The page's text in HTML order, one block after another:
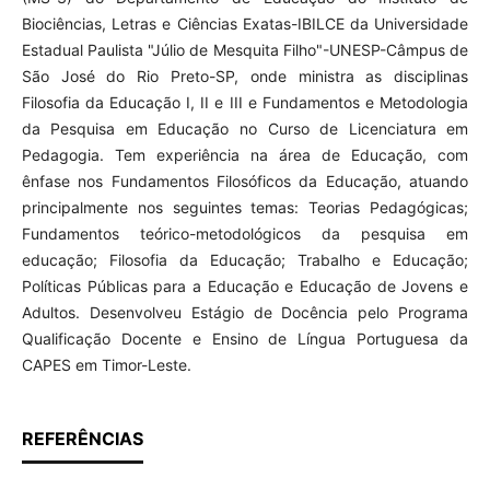
Biociências, Letras e Ciências Exatas-IBILCE da Universidade
Estadual Paulista "Júlio de Mesquita Filho"-UNESP-Câmpus de
São José do Rio Preto-SP, onde ministra as disciplinas
Filosofia da Educação I, II e III e Fundamentos e Metodologia
da Pesquisa em Educação no Curso de Licenciatura em
Pedagogia. Tem experiência na área de Educação, com
ênfase nos Fundamentos Filosóficos da Educação, atuando
principalmente nos seguintes temas: Teorias Pedagógicas;
Fundamentos teórico-metodológicos da pesquisa em
educação; Filosofia da Educação; Trabalho e Educação;
Políticas Públicas para a Educação e Educação de Jovens e
Adultos. Desenvolveu Estágio de Docência pelo Programa
Qualificação Docente e Ensino de Língua Portuguesa da
CAPES em Timor-Leste.
REFERÊNCIAS